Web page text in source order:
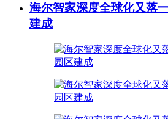
海尔智家深度全球化又落
建成